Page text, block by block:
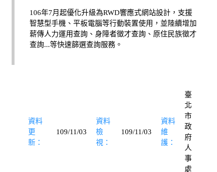
106年7月起優化升級為RWD響應式網站設計，支援
智慧型手機、平板電腦等行動裝置使用，並陸續增加
薪傳人力運用查詢、身障者徵才查詢、原住民族徵才
查詢...等快速篩選查詢服務。
資料
更
新：
109/11/03
資料
檢
視：
109/11/03
資料
維
護：
臺
北
市
政
府
人
事
處